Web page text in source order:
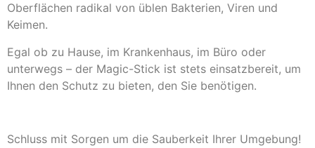
Oberflächen radikal von üblen Bakterien, Viren und
Keimen.
Egal ob zu Hause, im Krankenhaus, im Büro oder
unterwegs – der Magic-Stick ist stets einsatzbereit, um
Ihnen den Schutz zu bieten, den Sie benötigen.
Schluss mit Sorgen um die Sauberkeit Ihrer Umgebung!